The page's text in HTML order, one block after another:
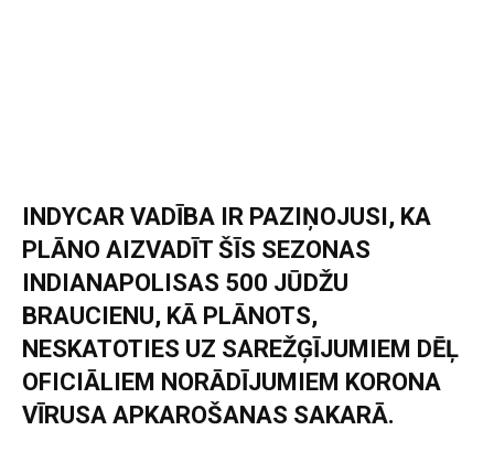
INDYCAR VADĪBA IR PAZIŅOJUSI, KA
PLĀNO AIZVADĪT ŠĪS SEZONAS
INDIANAPOLISAS 500 JŪDŽU
BRAUCIENU, KĀ PLĀNOTS,
NESKATOTIES UZ SAREŽĢĪJUMIEM DĒĻ
OFICIĀLIEM NORĀDĪJUMIEM KORONA
VĪRUSA APKAROŠANAS SAKARĀ.